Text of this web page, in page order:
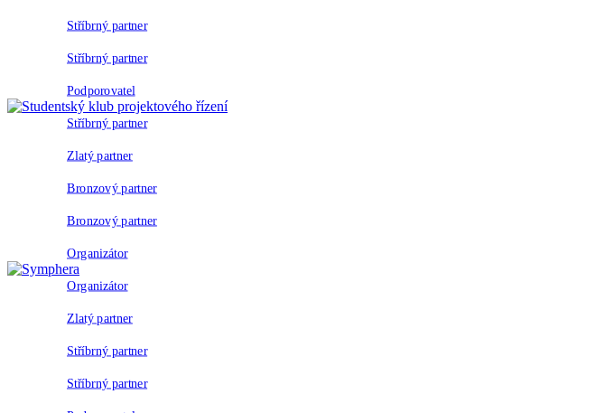
Stříbrný partner
Stříbrný partner
Podporovatel
Stříbrný partner
Zlatý partner
Bronzový partner
Bronzový partner
Organizátor
Organizátor
Zlatý partner
Stříbrný partner
Stříbrný partner